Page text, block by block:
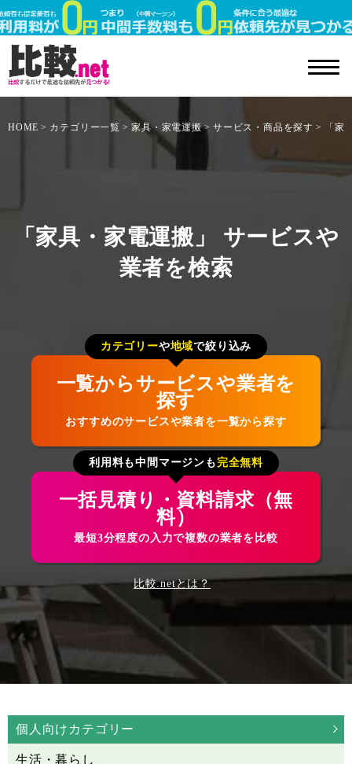
HOME カテゴリー一覧 家具・家電運搬 サービス・商品を探す 「家
「家具・家電運搬」 サービスや
業者を検索
カテゴリーや地域で絞り込み
一覧からサービスや業者を
探す
おすすめのサービスや業者を一覧から探す
利用料も中間マージンも 完全無料
一括見積り・資料請求（無
料）
最短3分程度の入力で複数の業者を比較
比較.netとは？
個人向けカテゴリー
生活・暮らし